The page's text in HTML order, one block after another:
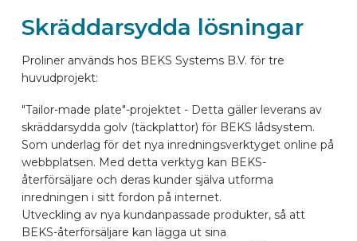
Skräddarsydda lösningar
Proliner används hos BEKS Systems B.V. för tre
huvudprojekt:
"Tailor-made plate"-projektet - Detta gäller leverans av
skräddarsydda golv (täckplattor) för BEKS lådsystem.
Som underlag för det nya inredningsverktyget online på
webbplatsen. Med detta verktyg kan BEKS-
återförsäljare och deras kunder själva utforma
inredningen i sitt fordon på internet.
Utveckling av nya kundanpassade produkter, så att
BEKS-återförsäljare kan lägga ut sina